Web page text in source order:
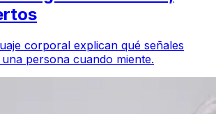
corporal explican qué señales
persona cuando miente.